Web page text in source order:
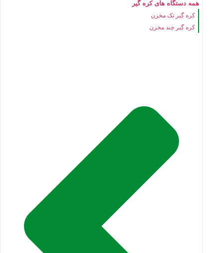
همه دستگاه های کره گیر
کره گیر تک مخزن
کره گیر چند مخزن